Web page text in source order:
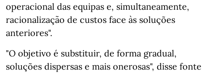
operacional das equipas e, simultaneamente,
racionalização de custos face às soluções
anteriores".
"O objetivo é substituir, de forma gradual,
soluções dispersas e mais onerosas", disse fonte